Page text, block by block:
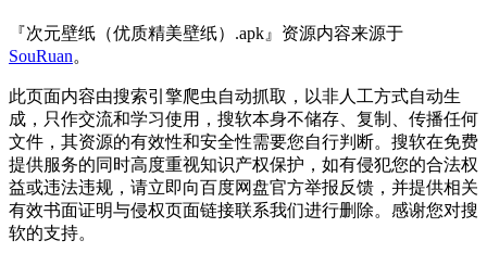
『次元壁纸（优质精美壁纸）.apk』资源内容来源于
SouRuan。
此页面内容由搜索引擎爬虫自动抓取，以非人工方式自动生
成，只作交流和学习使用，搜软本身不储存、复制、传播任何
文件，其资源的有效性和安全性需要您自行判断。搜软在免费
提供服务的同时高度重视知识产权保护，如有侵犯您的合法权
益或违法违规，请立即向百度网盘官方举报反馈，并提供相关
有效书面证明与侵权页面链接联系我们进行删除。感谢您对搜
软的支持。